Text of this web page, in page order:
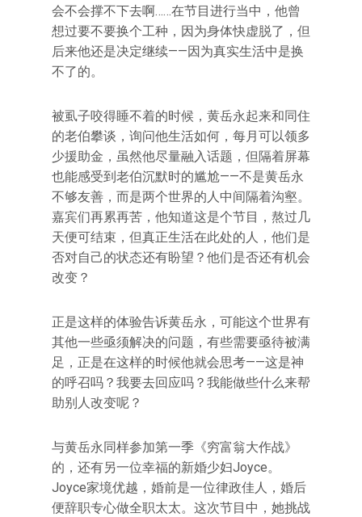
会不会撑不下去啊……在节目进行当中，他曾
想过要不要换个工种，因为身体快虚脱了，但
后来他还是决定继续——因为真实生活中是换
不了的。
被虱子咬得睡不着的时候，黄岳永起来和同住
的老伯攀谈，询问他生活如何，每月可以领多
少援助金，虽然他尽量融入话题，但隔着屏幕
也能感受到老伯沉默时的尴尬——不是黄岳永
不够友善，而是两个世界的人中间隔着沟壑。
嘉宾们再累再苦，他知道这是个节目，熬过几
天便可结束，但真正生活在此处的人，他们是
否对自己的状态还有盼望？他们是否还有机会
改变？
正是这样的体验告诉黄岳永，可能这个世界有
其他一些亟须解决的问题，有些需要亟待被满
足，正是在这样的时候他就会思考——这是神
的呼召吗？我要去回应吗？我能做些什么来帮
助别人改变呢？
与黄岳永同样参加第一季《穷富翁大作战》
的，还有另一位幸福的新婚少妇Joyce。
Joyce家境优越，婚前是一位律政佳人，婚后
便辞职专心做全职太太。这次节目中，她挑战